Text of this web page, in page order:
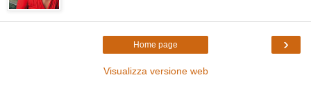
›
Home page
Visualizza versione web